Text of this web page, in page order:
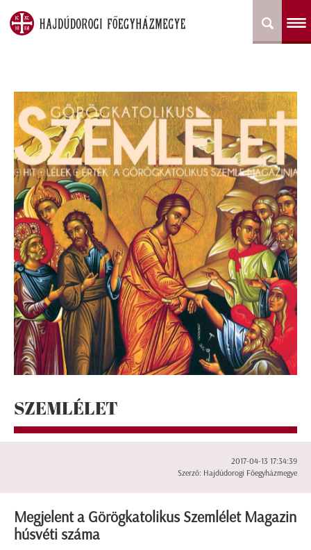
SZEMLÉLET
2017-04-13 17:34:39
Szerző: Hajdúdorogi Főegyházmegye
Megjelent a Görögkatolikus Szemlélet Magazin
húsvéti száma